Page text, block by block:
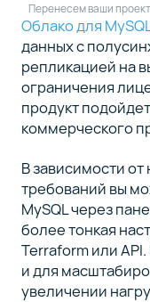
Облако для
данных c
репликацией на
ограничения
продукт
коммерческого
Перенесем ваши
В зависимости
требований вы
MySQL через
более тонкая
Terraform или
и для
увеличении